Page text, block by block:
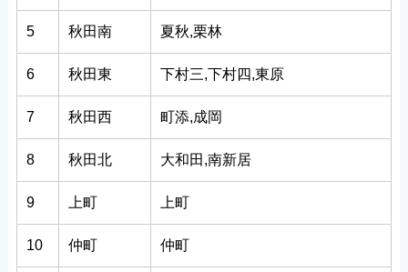
5 秋田南 夏秋,栗林
6 秋田東 下村三,下村四,東原
7 秋田西 町添,成岡
8 秋田北 大和田,南新居
9 上町 上町
10 仲町 仲町